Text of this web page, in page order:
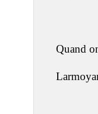
Quand